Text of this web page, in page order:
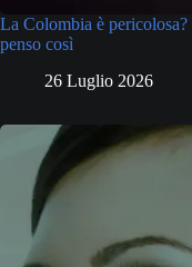
La Colombia è
penso così
26 Luglio 2026